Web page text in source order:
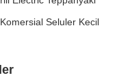
Seluler Kecil